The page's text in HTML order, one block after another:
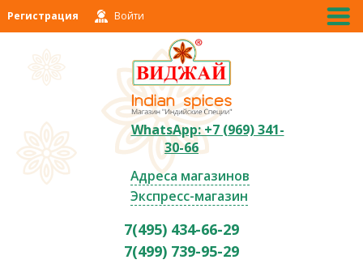
Регистрация Войти
WhatsApp: +7 (969) 341-
30-66
Адреса магазинов
Экспресс-магазин
7(495) 434-66-29
7(499) 739-95-29